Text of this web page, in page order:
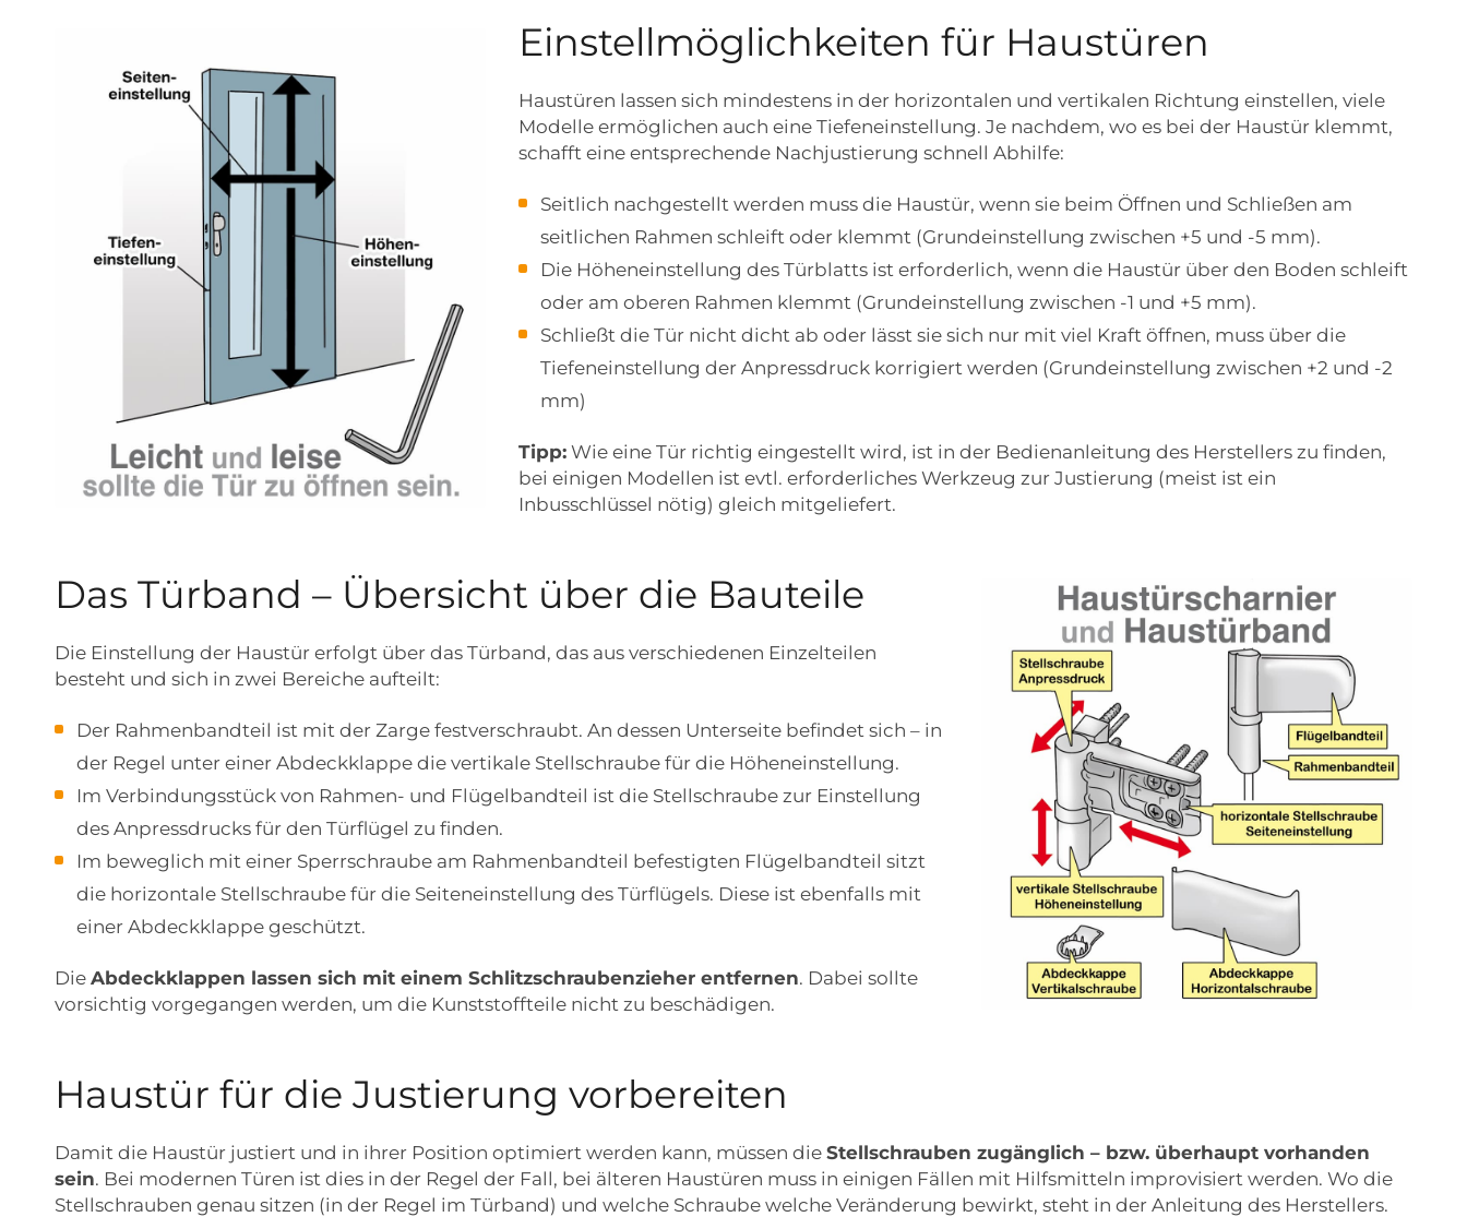
Einstellmöglichkeiten für Haustüren
Haustüren lassen sich mindestens in der horizontalen und vertikalen Richtung einstellen, viele
Modelle ermöglichen auch eine Tiefeneinstellung. Je nachdem, wo es bei der Haustür klemmt,
schafft eine entsprechende Nachjustierung schnell Abhilfe:
Seitlich nachgestellt werden muss die Haustür, wenn sie beim Öffnen und Schließen am
seitlichen Rahmen schleift oder klemmt (Grundeinstellung zwischen +5 und -5 mm).
Die Höheneinstellung des Türblatts ist erforderlich, wenn die Haustür über den Boden schleift
oder am oberen Rahmen klemmt (Grundeinstellung zwischen -1 und +5 mm).
Schließt die Tür nicht dicht ab oder lässt sie sich nur mit viel Kraft öffnen, muss über die
Tiefeneinstellung der Anpressdruck korrigiert werden (Grundeinstellung zwischen +2 und -2
mm)
Tipp:Wie eine Tür richtig eingestellt wird, ist in der Bedienanleitung des Herstellers zu finden,
bei einigen Modellen ist evtl. erforderliches Werkzeug zur Justierung (meist ist ein
Inbusschlüssel nötig) gleich mitgeliefert.
Das Türband – Übersicht über die Bauteile
Die Einstellung der Haustür erfolgt über das Türband, das aus verschiedenen Einzelteilen
besteht und sich in zwei Bereiche aufteilt:
Der Rahmenbandteil ist mit der Zarge festverschraubt. An dessen Unterseite befindet sich – in
der Regel unter einer Abdeckklappe die vertikale Stellschraube für die Höheneinstellung.
Im Verbindungsstück von Rahmen- und Flügelbandteil ist die Stellschraube zur Einstellung
des Anpressdrucks für den Türflügel zu finden.
Im beweglich mit einer Sperrschraube am Rahmenbandteil befestigten Flügelbandteil sitzt
die horizontale Stellschraube für die Seiteneinstellung des Türflügels. Diese ist ebenfalls mit
einer Abdeckklappe geschützt.
Die Abdeckklappen lassen sich mit einem Schlitzschraubenzieher entfernen. Dabei sollte
vorsichtig vorgegangen werden, um die Kunststoffteile nicht zu beschädigen.
Haustür für die Justierung vorbereiten
Damit die Haustür justiert und in ihrer Position optimiert werden kann, müssen die Stellschrauben zugänglich – bzw. überhaupt vorhanden
sein. Bei modernen Türen ist dies in der Regel der Fall, bei älteren Haustüren muss in einigen Fällen mit Hilfsmitteln improvisiert werden. Wo die
Stellschrauben genau sitzen (in der Regel im Türband) und welche Schraube welche Veränderung bewirkt, steht in der Anleitung des Herstellers.